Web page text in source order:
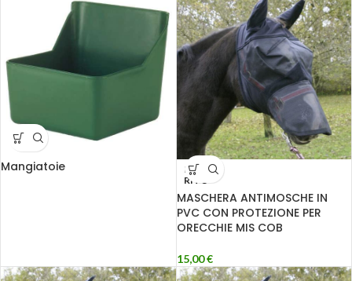
Mangiatoie
ESAU
RITO
MASCHERA ANTIMOSCHE IN
PVC CON PROTEZIONE PER
ORECCHIE MIS COB
15,00€